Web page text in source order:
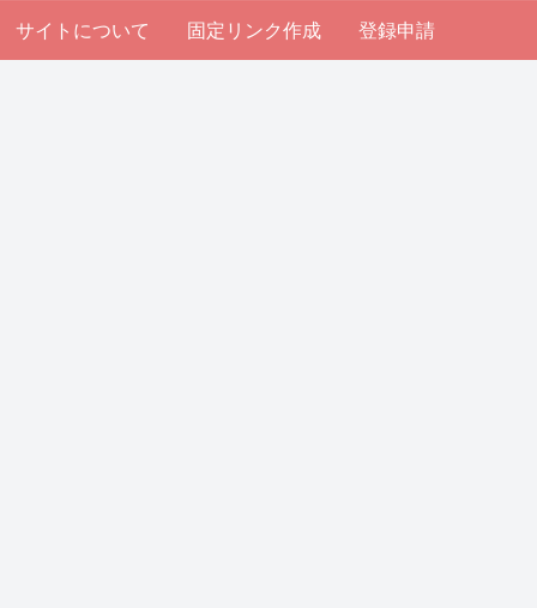
サイトについて 固定リンク作成 登録申請